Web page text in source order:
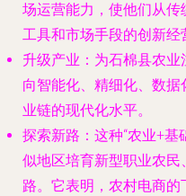
场运营能力，使他们从
工具和市场手段的创新经
升级产业 ：为石棉县农
向智能化、精细化、数
业链的现代化水平。
探索新路 ：这种“农业+
似地区培育新型职业农
路。它表明，农村电商